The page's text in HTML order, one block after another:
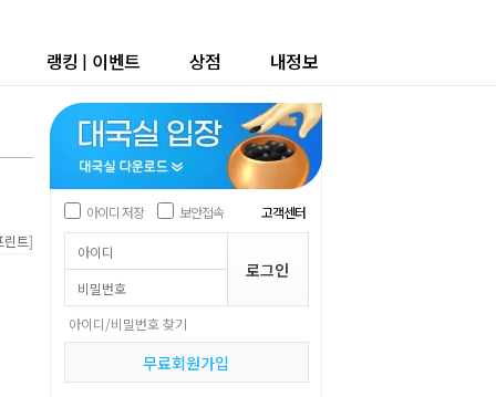
랭킹 | 이벤트 상점 내정보
린트]
아이디 저장 보안접속 고객센터
아이디/비밀번호 찾기
무료회원가입